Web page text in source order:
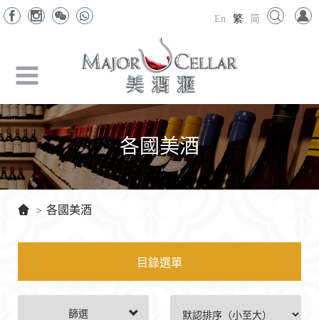
En 繁 简
各國美酒
> 各國美酒
目錄選單
篩選